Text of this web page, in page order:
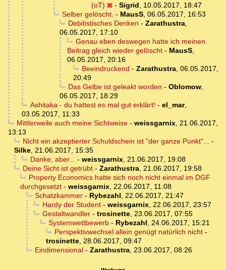
(oT)
- Sigrid, 10.05.2017, 18:47
Selber gelöscht. - MausS, 06.05.2017, 16:53
Debitistisches Denken - Zarathustra,
06.05.2017, 17:10
Genau eben deswegen hatte ich meinen
Beitrag gleich wieder gelöscht - MausS,
06.05.2017, 20:16
Beeindruckend - Zarathustra, 06.05.2017,
20:49
Das Gelbe ist geleakt worden - Oblomow,
06.05.2017, 18:29
Ashitaka - du hattest es mal gut erklärt! - el_mar,
03.05.2017, 11:33
Mittlerweile auch meine Sichtweise- weissgarnix, 21.06.2017,
13:13
Nicht ein akzeptierter Schuldschein ist "der ganze Punkt"... -
Silke, 21.06.2017, 15:35
Danke, aber... - weissgarnix, 21.06.2017, 19:08
Deine Sicht ist getrübt- Zarathustra, 21.06.2017, 19:58
Property Economics hatte sich noch nicht einmal im DGF
durchgesetzt - weissgarnix, 22.06.2017, 11:08
Schatzkammer- Rybezahl, 22.06.2017, 21:47
Hardy der Student- weissgarnix, 22.06.2017, 23:57
Gestaltwandler- trosinette, 23.06.2017, 07:55
Systemwettbewerb- Rybezahl, 24.06.2017, 15:21
Perspektivwechsel allein genügt natürlich nicht-
trosinette, 28.06.2017, 09:47
Eindimensional- Zarathustra, 23.06.2017, 08:26